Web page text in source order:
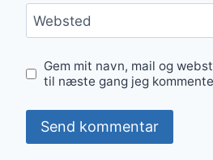
Websted
Gem mit navn, mail og
til næste gang jeg